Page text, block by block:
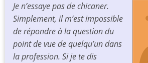
Je n’essaye pas de chicaner.
Simplement, il m’est impossible
de répondre à la question du
point de vue de quelqu’un dans
la profession. Si je te dis